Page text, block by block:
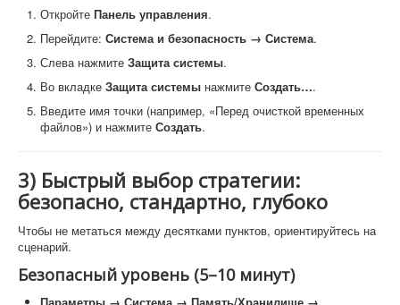
Откройте Панель управления.
Перейдите: Система и безопасность → Система.
Слева нажмите Защита системы.
Во вкладке Защита системы нажмите Создать….
Введите имя точки (например, «Перед очисткой временных
файлов») и нажмите Создать.
3) Быстрый выбор стратегии:
безопасно, стандартно, глубоко
Чтобы не метаться между десятками пунктов, ориентируйтесь на
сценарий.
Безопасный уровень (5–10 минут)